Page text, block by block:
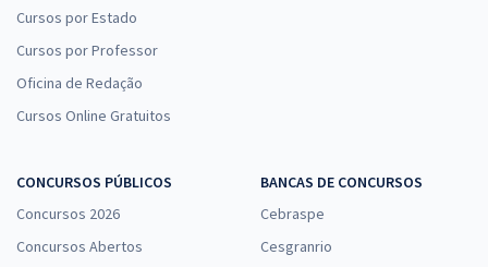
Cursos por Estado
Cursos por Professor
Oficina de Redação
Cursos Online Gratuitos
CONCURSOS PÚBLICOS
Concursos 2026
Concursos Abertos
BANCAS DE CONCURSOS
Cebraspe
Cesgranrio